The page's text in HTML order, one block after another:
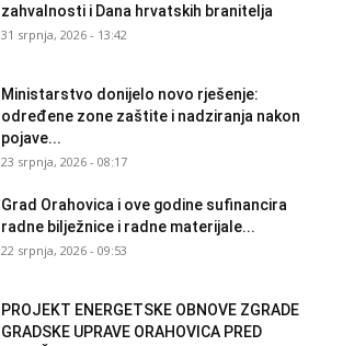
zahvalnosti i Dana hrvatskih branitelja
31 srpnja, 2026 - 13:42
Ministarstvo donijelo novo rješenje:
određene zone zaštite i nadziranja nakon
pojave...
23 srpnja, 2026 - 08:17
Grad Orahovica i ove godine sufinancira
radne bilježnice i radne materijale...
22 srpnja, 2026 - 09:53
PROJEKT ENERGETSKE OBNOVE ZGRADE
GRADSKE UPRAVE ORAHOVICA PRED